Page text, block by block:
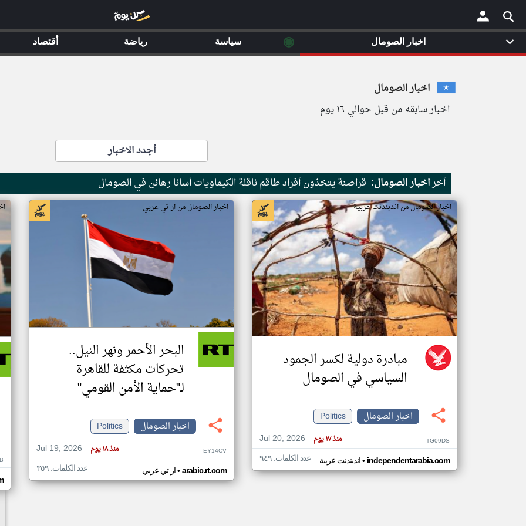
×
اخبار الصومال
اخبار سابقه من قبل حوالي ١٦ يوم
أجدد الاخبار
أخراخبار الصومال: قراصنة يتخذون أفراد طاقم ناقلة الكيماويات أسانا رهائن في الصومال
اخبار الصومال من اندبندنت عربية
مبادرة دولية لكسر الجمود
السياسي في الصومال
اخبار الصومال
Politics
Jul 20, 2026
منذ ١٧ يوم TG09DS
اندبندنت عربية• independentarabia.com عدد الكلمات: ٩٤٩
اخبار الصومال من ار تي عربي
البحر الأحمر ونهر النيل..
تحركات مكثفة للقاهرة
لـ"حماية الأمن القومي"
اخبار الصومال
Politics
Jul 19, 2026
منذ ١٨ يوم EY14CV
ار تي عربي• arabic.rt.com عدد الكلمات: ٣٥٩
اخبار الصومال ◉ سياسة رياضة أقتصاد